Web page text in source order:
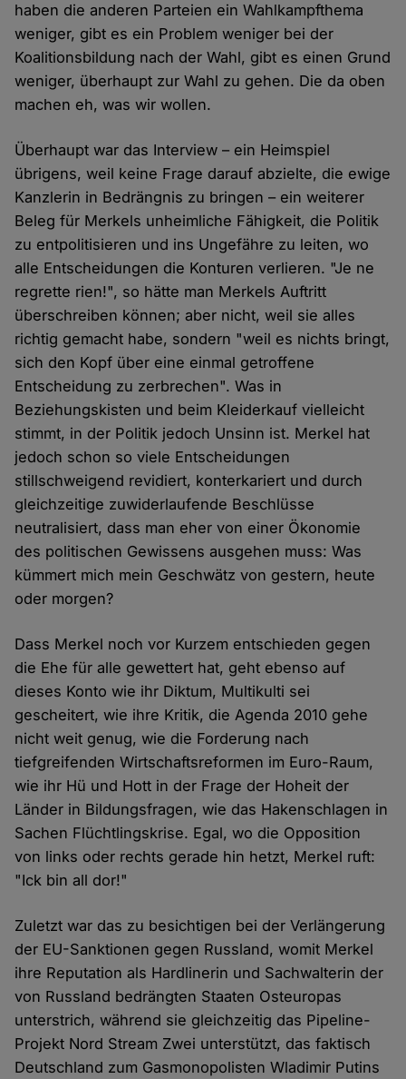
haben die anderen Parteien ein Wahlkampfthema
weniger, gibt es ein Problem weniger bei der
Koalitionsbildung nach der Wahl, gibt es einen Grund
weniger, überhaupt zur Wahl zu gehen. Die da oben
machen eh, was wir wollen.
Überhaupt war das Interview – ein Heimspiel
übrigens, weil keine Frage darauf abzielte, die ewige
Kanzlerin in Bedrängnis zu bringen – ein weiterer
Beleg für Merkels unheimliche Fähigkeit, die Politik
zu entpolitisieren und ins Ungefähre zu leiten, wo
alle Entscheidungen die Konturen verlieren. "Je ne
regrette rien!", so hätte man Merkels Auftritt
überschreiben können; aber nicht, weil sie alles
richtig gemacht habe, sondern "weil es nichts bringt,
sich den Kopf über eine einmal getroffene
Entscheidung zu zerbrechen". Was in
Beziehungskisten und beim Kleiderkauf vielleicht
stimmt, in der Politik jedoch Unsinn ist. Merkel hat
jedoch schon so viele Entscheidungen
stillschweigend revidiert, konterkariert und durch
gleichzeitige zuwiderlaufende Beschlüsse
neutralisiert, dass man eher von einer Ökonomie
des politischen Gewissens ausgehen muss: Was
kümmert mich mein Geschwätz von gestern, heute
oder morgen?
Dass Merkel noch vor Kurzem entschieden gegen
die Ehe für alle gewettert hat, geht ebenso auf
dieses Konto wie ihr Diktum, Multikulti sei
gescheitert, wie ihre Kritik, die Agenda 2010 gehe
nicht weit genug, wie die Forderung nach
tiefgreifenden Wirtschaftsreformen im Euro-Raum,
wie ihr Hü und Hott in der Frage der Hoheit der
Länder in Bildungsfragen, wie das Hakenschlagen in
Sachen Flüchtlingskrise. Egal, wo die Opposition
von links oder rechts gerade hin hetzt, Merkel ruft:
"Ick bin all dor!"
Zuletzt war das zu besichtigen bei der Verlängerung
der EU-Sanktionen gegen Russland, womit Merkel
ihre Reputation als Hardlinerin und Sachwalterin der
von Russland bedrängten Staaten Osteuropas
unterstrich, während sie gleichzeitig das Pipeline-
Projekt Nord Stream Zwei unterstützt, das faktisch
Deutschland zum Gasmonopolisten Wladimir Putins